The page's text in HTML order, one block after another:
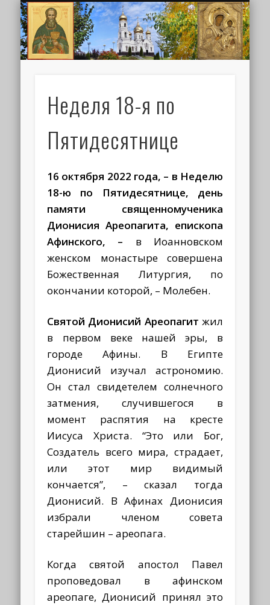
ГЛАВНАЯ
ДУХОВЕНСТВО
КРЕЩЕНИЕ
РАСПИСАНИЕ
МОНАСТЫРЬ
ИОАНН КРОНШТАДТСКИЙ
ТРЕБЫ
ПАЛОМНИКАМ
КОНТАКТЫ
НАПИСАТЬ ПИСЬМО
НОВОСТИ
МЕДИА
Неделя 18-я по
Пятидесятнице
16 октября 2022 года, – в Неделю
18-ю по Пятидесятнице, день
памяти священномученика
Дионисия Ареопагита, епископа
Афинского,
– в Иоанновском
женском монастыре совершена
Божественная Литургия, по
окончании которой, – Молебен.
Святой Дионисий Ареопагит жил
в первом веке нашей эры, в
городе Афины. В Египте
Дионисий изучал астрономию.
Он стал свидетелем солнечного
затмения, случившегося в
момент распятия на кресте
Иисуса Христа. “Это или Бог,
Создатель всего мира, страдает,
или этот мир видимый
кончается”, – сказал тогда
Дионисий. В Афинах Дионисия
избрали членом совета
старейшин – ареопага.
Когда святой апостол Павел
проповедовал в афинском
ареопаге, Дионисий принял это